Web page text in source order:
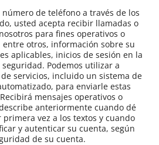
de teléfono a través de los
usted acepta recibir llamadas o
para fines operativos o
otros, información sobre su
aplicables, inicios de sesión en la
Podemos utilizar a
servicios, incluido un sistema de
para enviarle estas
mensajes operativos o
anteriormente cuando dé
vez a los textos y cuando
y autenticar su cuenta, según
de su cuenta.